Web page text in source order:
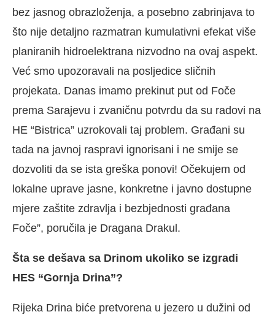
bez jasnog obrazloženja, a posebno zabrinjava to
što nije detaljno razmatran kumulativni efekat više
planiranih hidroelektrana nizvodno na ovaj aspekt.
Već smo upozoravali na posljedice sličnih
projekata. Danas imamo prekinut put od Foče
prema Sarajevu i zvaničnu potvrdu da su radovi na
HE “Bistrica” uzrokovali taj problem. Građani su
tada na javnoj raspravi ignorisani i ne smije se
dozvoliti da se ista greška ponovi! Očekujem od
lokalne uprave jasne, konkretne i javno dostupne
mjere zaštite zdravlja i bezbjednosti građana
Foče”, poručila je Dragana Drakul.
Šta se dešava sa Drinom ukoliko se izgradi
HES “Gornja Drina”?
Rijeka Drina biće pretvorena u jezero u dužini od